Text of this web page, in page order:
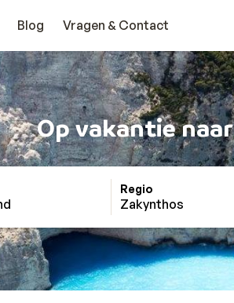
Blog Vragen & Contact
Op vakantie
Regio
Zakynthos